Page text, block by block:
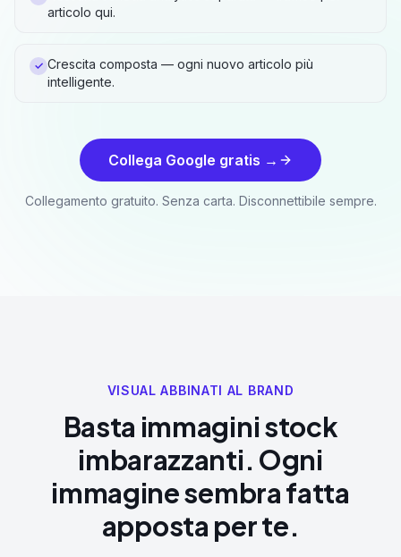
articolo qui.
✓ Crescita composta — ogni nuovo articolo più
intelligente.
Collega Google gratis →
Collegamento gratuito. Senza carta. Disconnettibile sempre.
VISUAL ABBINATI AL BRAND
Basta immagini stock
imbarazzanti. Ogni
immagine sembra fatta
apposta per te.